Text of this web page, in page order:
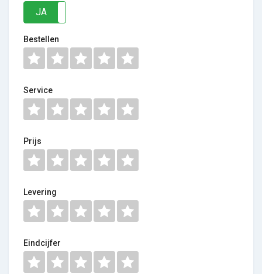
JA
Bestellen
Service
Prijs
Levering
Eindcijfer